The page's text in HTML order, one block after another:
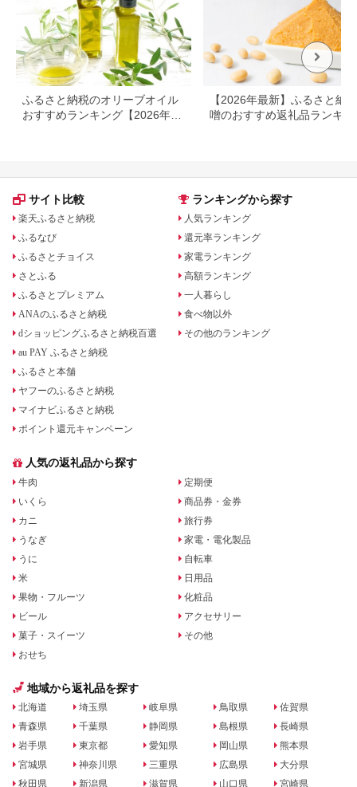
ふるさと納税のオリーブオイル
おすすめランキング【2026年最
【2026年最新】ふるさと納
噌のおすすめ返礼品ランキン
サイト比較
楽天ふるさと納税
ふるなび
ふるさとチョイス
さとふる
ふるさとプレミアム
ANAのふるさと納税
dショッピングふるさと納税百選
au PAY ふるさと納税
ふるさと本舗
ヤフーのふるさと納税
マイナビふるさと納税
ポイント還元キャンペーン
ランキングから探す
人気ランキング
還元率ランキング
家電ランキング
高額ランキング
一人暮らし
食べ物以外
その他のランキング
人気の返礼品から探す
牛肉
いくら
カニ
うなぎ
うに
米
果物・フルーツ
ビール
菓子・スイーツ
おせち
定期便
商品券・金券
旅行券
家電・電化製品
自転車
日用品
化粧品
アクセサリー
その他
地域から返礼品を探す
北海道
青森県
岩手県
宮城県
秋田県
埼玉県
千葉県
東京都
神奈川県
新潟県
岐阜県
静岡県
愛知県
三重県
滋賀県
鳥取県
島根県
岡山県
広島県
山口県
佐賀県
長崎県
熊本県
大分県
宮崎県